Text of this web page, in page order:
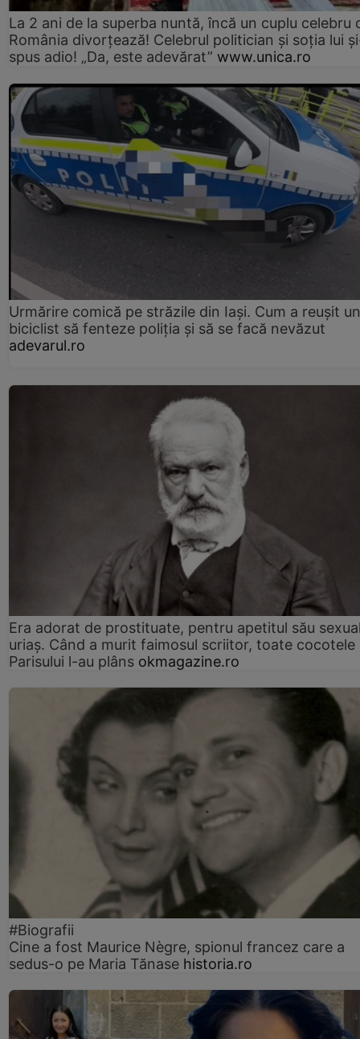
La 2 ani de la superba nuntă, încă un cuplu celebru
România divorțează! Celebrul politician și soția lui
spus adio! „Da, este adevărat” www.unica.ro
Urmărire comică pe străzile din Iași. Cum a reușit un
biciclist să fenteze poliția și să se facă nevăzut
adevarul.ro
Era adorat de prostituate, pentru apetitul său
uriaș. Când a murit faimosul scriitor, toate cocotele
Parisului l-au plâns okmagazine.ro
#Biografii
Cine a fost Maurice Nègre, spionul francez care a
sedus-o pe Maria Tănase historia.ro